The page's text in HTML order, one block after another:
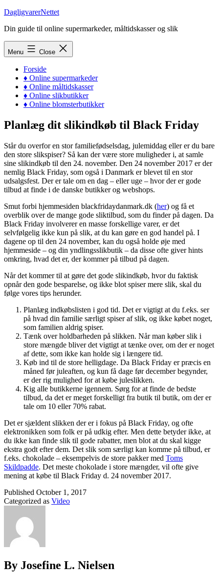
Skip
content
DagligvarerNettet
Din guide til online supermarkeder, måltidskasser og slik
Menu Close
Forside
♦ Online supermarkeder
♦ Online måltidskasser
♦ Online slikbutikker
♦ Online blomsterbutikker
Planlæg dit slikindkøb til Black Friday
Står du overfor en stor familiefødselsdag, julemiddag eller er du bare
den store slikspiser? Så kan der være store muligheder i, at samle
sine slikindkøb til den 24. november. Den 24 november 2017 er der
nemlig Black Friday, som også i Danmark er blevet til en stor
udsalgsfest. Der er tale om en dag – eller uge – hvor der er gode
tilbud at finde i de danske butikker og webshops.
Smut forbi hjemmesiden blackfridaydanmark.dk (her) og få et
overblik over de mange gode sliktilbud, som du finder på dagen. Da
Black Friday involverer en masse forskellige varer, er det
selvfølgelig ikke kun på slik, at du kan gøre en god handel på. I
dagene op til den 24 november, kan du også holde øje med
hjemmeside – og din yndlingsslikbutik – da disse ofte giver hints
omkring, hvad det er, der kommer på tilbud på dagen.
Når det kommer til at gøre det gode slikindkøb, hvor du faktisk
opnår den gode besparelse, og ikke blot spiser mere slik, skal du
følge vores tips herunder.
Planlæg indkøbslisten i god tid. Det er vigtigt at du f.eks. ser
på hvad din familie særligt spiser af slik, og ikke købet noget,
som familien aldrig spiser.
Tænk over holdbarheden på slikken. Når man køber slik i
store mængde bliver det vigtigt at tænke over, om der er noget
af dette, som ikke kan holde sig i længere tid.
Køb ind til de store helligdage. Da Black Friday er præcis en
måned før juleaften, og kun få dage før december begynder,
er der rig mulighed for at købe juleslikken.
Kig alle butikkerne igennem. Sørg for at finde de bedste
tilbud, da det er meget forskelligt fra butik til butik, om der er
tale om 10 eller 70% rabat.
Det er sjældent slikken der er i fokus på Black Friday, og ofte
elektronikken som folk er på udkig efter. Men dette betyder ikke, at
du ikke kan finde slik til gode rabatter, men blot at du skal kigge
ekstra godt efter dem. Det slik som særligt kan komme på tilbud, er
f.eks. chokolade – eksempelvis de store pakker med Toms
Skildpadde. Det meste chokolade i store mængder, vil ofte give
mening at købe til Black Friday d. 24 november 2017.
Published October 1, 2017
Categorized as Video
By Josefine L. Nielsen